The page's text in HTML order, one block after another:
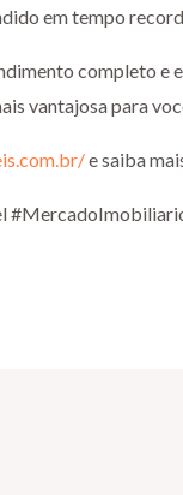
em tempo
completo e
vantajosa para
e saiba